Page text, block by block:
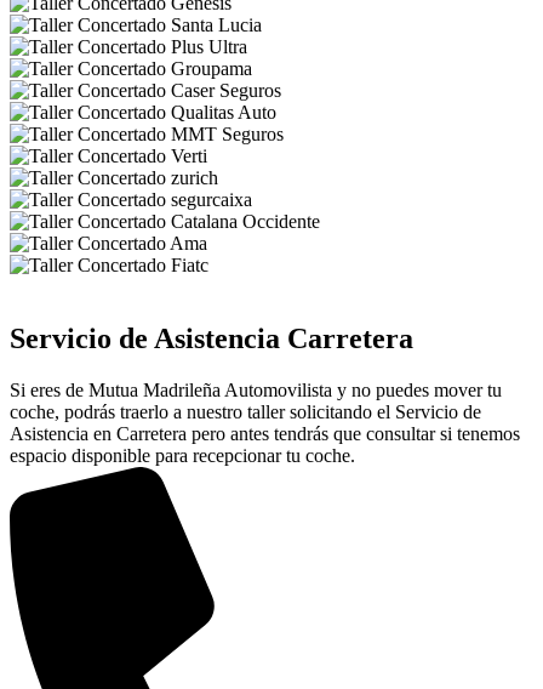
Servicio de Asistencia Carretera
Si eres de Mutua Madrileña Automovilista y no puedes mover tu
coche, podrás traerlo a nuestro taller solicitando el Servicio de
Asistencia en Carretera pero antes tendrás que consultar si tenemos
espacio disponible para recepcionar tu coche.